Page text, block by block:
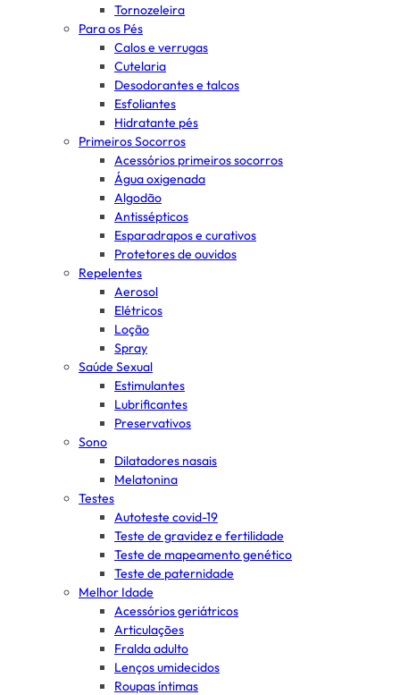
Tornozeleira
Para os Pés
Calos e verrugas
Cutelaria
Desodorantes e talcos
Esfoliantes
Hidratante pés
Primeiros Socorros
Acessórios primeiros socorros
Água oxigenada
Algodão
Antissépticos
Esparadrapos e curativos
Protetores de ouvidos
Repelentes
Aerosol
Elétricos
Loção
Spray
Saúde Sexual
Estimulantes
Lubrificantes
Preservativos
Sono
Dilatadores nasais
Melatonina
Testes
Autoteste covid-19
Teste de gravidez e fertilidade
Teste de mapeamento genético
Teste de paternidade
Melhor Idade
Acessórios geriátricos
Articulações
Fralda adulto
Lenços umidecidos
Roupas íntimas